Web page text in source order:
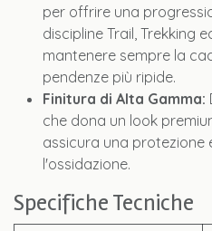
per offrire una
discipline Trail, Trekking
mantenere sempre la
pendenze più ripide.
Finitura di Alta Gamma:
che dona un look
assicura una
l'ossidazione.
Specifiche Tecniche